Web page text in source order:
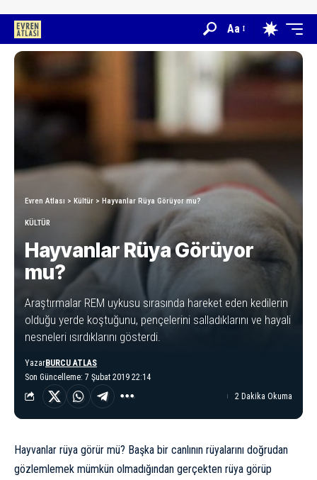
Aa
Evren Atlası > Kültür > Hayvanlar Rüya Görüyor mu?
KÜLTÜR
Hayvanlar Rüya Görüyor
mu?
Araştırmalar REM uykusu sırasında hareket eden kedilerin
olduğu yerde koştuğunu, pençelerini salladıklarını ve hayali
nesneleri ısırdıklarını gösterdi.
Son Güncelleme: 7 Şubat 2019 22:14
YazarBURCU ATLAS
2 Dakika Okuma
Hayvanlar rüya görür mü? Başka bir canlının rüyalarını doğrudan
gözlemlemek mümkün olmadığından gerçekten rüya görüp